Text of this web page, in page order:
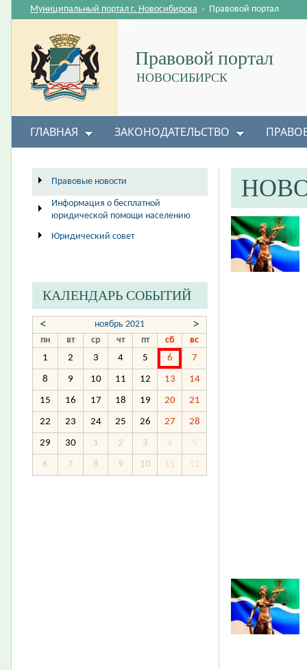
Правовой портал
НОВОСИБИРСК
Муниципальный портал г. Новосибирска › Правовой портал
ГЛАВНАЯ ЗАКОНОДАТЕЛЬСТВО
Правовые новости
Информация о бесплатной
юридической помощи населению
Юридический совет
КАЛЕНДАРЬ СОБЫТИЙ
< ноябрь 2021 >
пн вт ср чт пт сб
вс
1
2 3 4 5 6 7
8 9 10 11 12 13 14
15 16 17 18 19 20 21
22 23 24 25 26 27 28
29 30 1 2 3 4 5
6 7 8 9 10 11 12